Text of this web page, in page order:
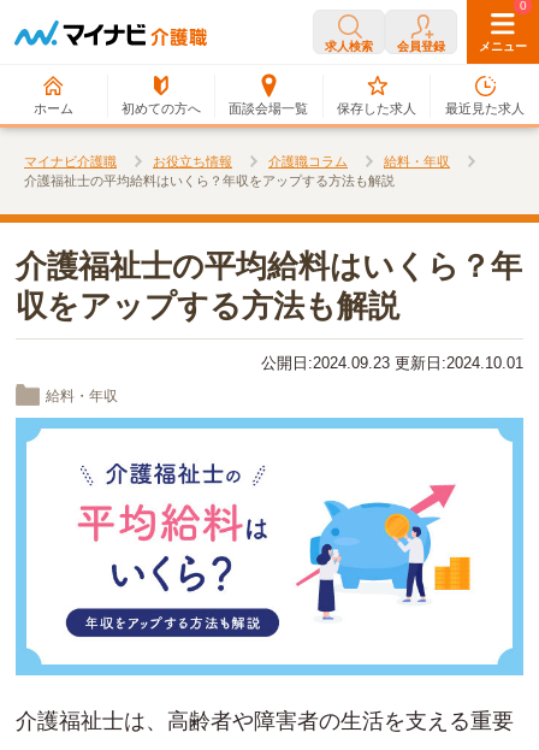
求人検索 会員登録 メニュー
ホーム 初めての方へ 面談会場一覧
0
保存した求人
0
最近見た求人
マイナビ介護職 お役立ち情報 介護職コラム
給料・年収
介護福祉士の平均給料はいくら？年収をアップする方法も解説
介護福祉士の平均給料はいくら？年
収をアップする方法も解説
公開日:2024.09.23 更新日:2024.10.01
給料・年収
介護福祉士は、高齢者や障害者の生活を支える重要